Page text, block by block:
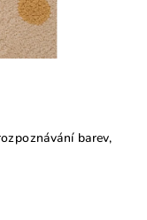
barev,